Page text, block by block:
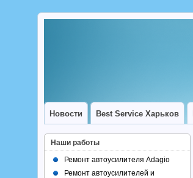
Новости Best Service Харьков
Наши работы
Ремонт автоусилителя Adagio
Ремонт автоусилителей и